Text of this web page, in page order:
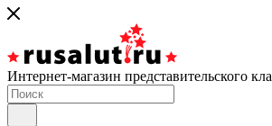
Интернет-магазин представительского